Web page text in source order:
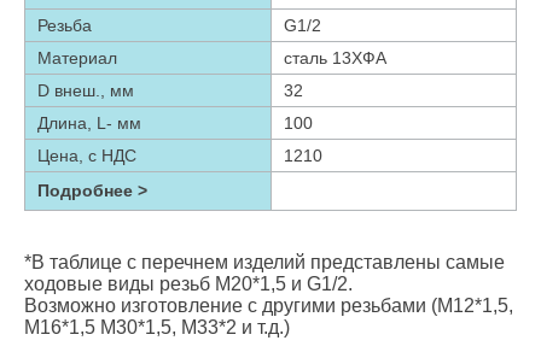
Резьба
G1/2
Материал
сталь 13ХФА
D внеш., мм
32
Длина, L- мм
100
Цена, с НДС
1210
Подробнее >
*В таблице с перечнем изделий представлены самые
ходовые виды резьб М20*1,5 и G1/2.
Возможно изготовление с другими резьбами (М12*1,5,
М16*1,5 М30*1,5, М33*2 и т.д.)